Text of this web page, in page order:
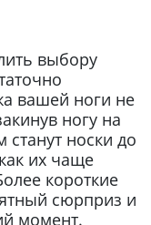
выбору
вашей ноги не
ногу на
носки до
их чаще
короткие
сюрприз и
момент.